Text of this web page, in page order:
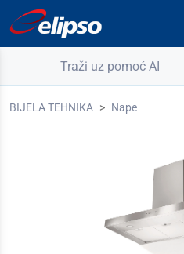
Traži uz pomoć AI
BIJELA TEHNIKA Nape